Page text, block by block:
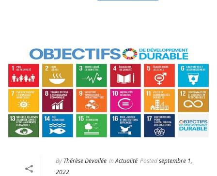
By Thérèse Devallée In Actualité Postedseptembre 1,
2022